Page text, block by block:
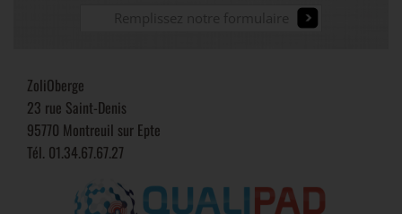
ZoliOberge
23 rue Saint-Denis
95770 Montreuil sur Epte
Tél. 01.34.67.67.27